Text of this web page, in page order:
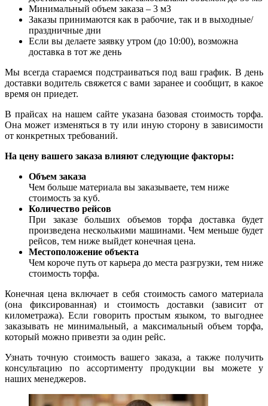
Минимальный объем заказа – 3 м3
Заказы принимаются как в рабочие, так и в выходные/
праздничные дни
Если вы делаете заявку утром (до 10:00), возможна
доставка в тот же день
Мы всегда стараемся подстраиваться под ваш график. В день
доставки водитель свяжется с вами заранее и сообщит, в какое
время он приедет.
В прайсах на нашем сайте указана базовая стоимость торфа.
Она может изменяться в ту или иную сторону в зависимости
от конкретных требований.
На цену вашего заказа влияют следующие факторы:
Объем заказа
Чем больше материала вы заказываете, тем ниже
стоимость за куб.
Количество рейсов
При заказе больших объемов торфа доставка будет
произведена несколькими машинами. Чем меньше будет
рейсов, тем ниже выйдет конечная цена.
Местоположение объекта
Чем короче путь от карьера до места разгрузки, тем ниже
стоимость торфа.
Конечная цена включает в себя стоимость самого материала
(она фиксированная) и стоимость доставки (зависит от
километража). Если говорить простым языком, то выгоднее
заказывать не минимальный, а максимальный объем торфа,
который можно привезти за один рейс.
Узнать точную стоимость вашего заказа, а также получить
консультацию по ассортименту продукции вы можете у
наших менеджеров.